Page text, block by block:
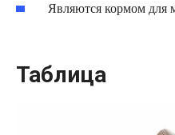
Являются кормом для
Таблица